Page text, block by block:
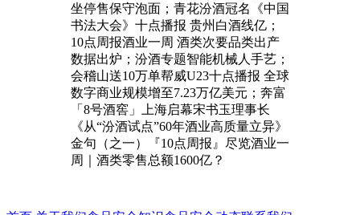
坐停售保守泡面；青花汾酒冠名《中国
书法大会》十点播报 贵州白酒线亿；
10点周报酒业一周 酒类次要品类出产
数据出炉；汾酒专题智能机械人手艺；
会稽山送10万单帮威U23十点播报 全球
数字商业规模增至7.23万亿美元；奔富
「8号酒窖」上海启幕宋书玉理事长
《从“汾酒试点”60年酒业高质量立异》
金句（之一）『10点周报』尽览酒业一
周｜酒类零售总额1600亿？